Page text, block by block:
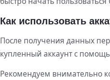
Как использовать
После получения данных
купленный аккаунт с
Рекомендуем внимательно